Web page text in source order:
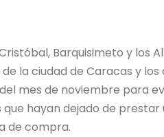
Barquisimeto y los
la ciudad de Caracas y
mes de noviembre para
hayan dejado de prestar
de compra.